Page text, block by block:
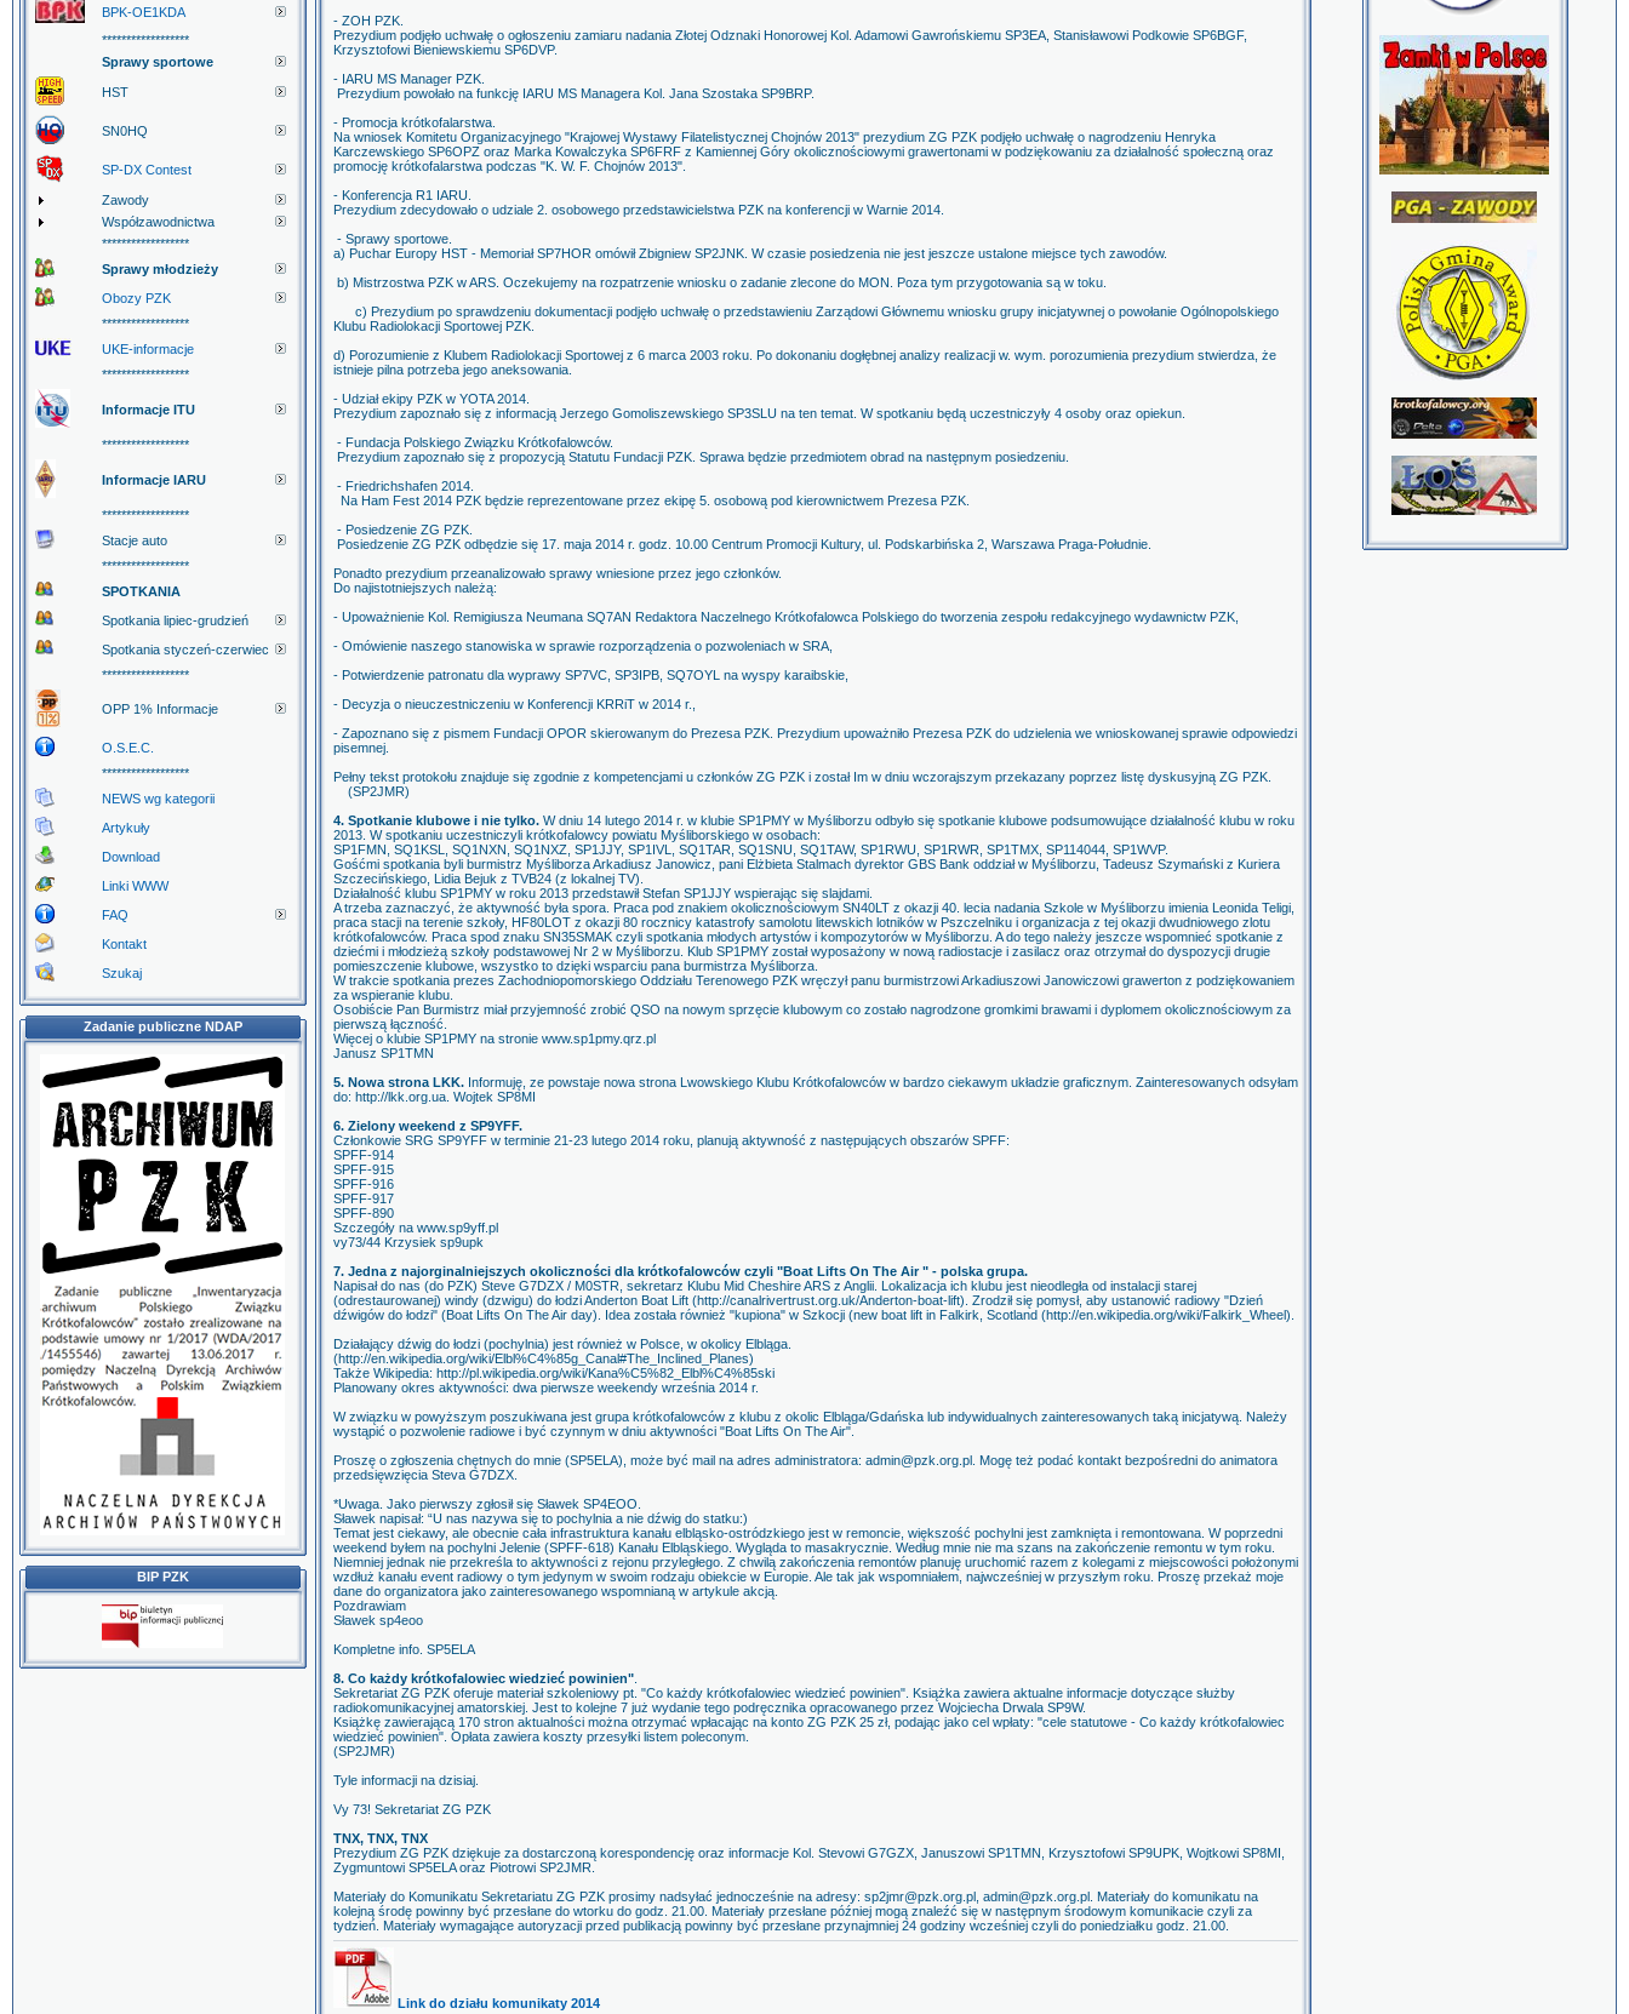
BPK-OE1KDA
******************
Sprawy sportowe
HST
SN0HQ
SP-DX Contest
Zawody
Współzawodnictwa
******************
Sprawy młodzieży
Obozy PZK
******************
UKE-informacje
******************
Informacje ITU
******************
Informacje IARU
******************
Stacje auto
******************
SPOTKANIA
Spotkania lipiec-grudzień
Spotkania styczeń-czerwiec
******************
OPP 1% Informacje
O.S.E.C.
******************
NEWS wg kategorii
Artykuły
Download
Linki WWW
FAQ
Kontakt
Szukaj
Zadanie publiczne NDAP
BIP PZK
- ZOH PZK.
Prezydium podjęło uchwałę o ogłoszeniu zamiaru nadania Złotej Odznaki Honorowej Kol. Adamowi Gawrońskiemu SP3EA, Stanisławowi Podkowie SP6BGF,
Krzysztofowi Bieniewskiemu SP6DVP.
- IARU MS Manager PZK.
Prezydium powołało na funkcję IARU MS Managera Kol. Jana Szostaka SP9BRP.
- Promocja krótkofalarstwa.
Na wniosek Komitetu Organizacyjnego "Krajowej Wystawy Filatelistycznej Chojnów 2013" prezydium ZG PZK podjęło uchwałę o nagrodzeniu Henryka
Karczewskiego SP6OPZ oraz Marka Kowalczyka SP6FRF z Kamiennej Góry okolicznościowymi grawertonami w podziękowaniu za działalność społeczną oraz
promocję krótkofalarstwa podczas "K. W. F. Chojnów 2013".
- Konferencja R1 IARU.
Prezydium zdecydowało o udziale 2. osobowego przedstawicielstwa PZK na konferencji w Warnie 2014.
- Sprawy sportowe.
a) Puchar Europy HST - Memoriał SP7HOR omówił Zbigniew SP2JNK. W czasie posiedzenia nie jest jeszcze ustalone miejsce tych zawodów.
b) Mistrzostwa PZK w ARS. Oczekujemy na rozpatrzenie wniosku o zadanie zlecone do MON. Poza tym przygotowania są w toku.
c) Prezydium po sprawdzeniu dokumentacji podjęło uchwałę o przedstawieniu Zarządowi Głównemu wniosku grupy inicjatywnej o powołanie Ogólnopolskiego
Klubu Radiolokacji Sportowej PZK.
d) Porozumienie z Klubem Radiolokacji Sportowej z 6 marca 2003 roku. Po dokonaniu dogłębnej analizy realizacji w. wym. porozumienia prezydium stwierdza, że
istnieje pilna potrzeba jego aneksowania.
- Udział ekipy PZK w YOTA 2014.
Prezydium zapoznało się z informacją Jerzego Gomoliszewskiego SP3SLU na ten temat. W spotkaniu będą uczestniczyły 4 osoby oraz opiekun.
- Fundacja Polskiego Związku Krótkofalowców.
Prezydium zapoznało się z propozycją Statutu Fundacji PZK. Sprawa będzie przedmiotem obrad na następnym posiedzeniu.
- Friedrichshafen 2014.
Na Ham Fest 2014 PZK będzie reprezentowane przez ekipę 5. osobową pod kierownictwem Prezesa PZK.
- Posiedzenie ZG PZK.
Posiedzenie ZG PZK odbędzie się 17. maja 2014 r. godz. 10.00 Centrum Promocji Kultury, ul. Podskarbińska 2, Warszawa Praga-Południe.
Ponadto prezydium przeanalizowało sprawy wniesione przez jego członków.
Do najistotniejszych należą:
- Upoważnienie Kol. Remigiusza Neumana SQ7AN Redaktora Naczelnego Krótkofalowca Polskiego do tworzenia zespołu redakcyjnego wydawnictw PZK,
- Omówienie naszego stanowiska w sprawie rozporządzenia o pozwoleniach w SRA,
- Potwierdzenie patronatu dla wyprawy SP7VC, SP3IPB, SQ7OYL na wyspy karaibskie,
- Decyzja o nieuczestniczeniu w Konferencji KRRiT w 2014 r.,
- Zapoznano się z pismem Fundacji OPOR skierowanym do Prezesa PZK. Prezydium upoważniło Prezesa PZK do udzielenia we wnioskowanej sprawie odpowiedzi
pisemnej.
Pełny tekst protokołu znajduje się zgodnie z kompetencjami u członków ZG PZK i został Im w dniu wczorajszym przekazany poprzez listę dyskusyjną ZG PZK.
(SP2JMR)
4. Spotkanie klubowe i nie tylko. W dniu 14 lutego 2014 r. w klubie SP1PMY w Myśliborzu odbyło się spotkanie klubowe podsumowujące działalność klubu w roku
2013. W spotkaniu uczestniczyli krótkofalowcy powiatu Myśliborskiego w osobach:
SP1FMN, SQ1KSL, SQ1NXN, SQ1NXZ, SP1JJY, SP1IVL, SQ1TAR, SQ1SNU, SQ1TAW, SP1RWU, SP1RWR, SP1TMX, SP114044, SP1WVP.
Gośćmi spotkania byli burmistrz Myśliborza Arkadiusz Janowicz, pani Elżbieta Stalmach dyrektor GBS Bank oddział w Myśliborzu, Tadeusz Szymański z Kuriera
Szczecińskiego, Lidia Bejuk z TVB24 (z lokalnej TV).
Działalność klubu SP1PMY w roku 2013 przedstawił Stefan SP1JJY wspierając się slajdami.
A trzeba zaznaczyć, że aktywność była spora. Praca pod znakiem okolicznościowym SN40LT z okazji 40. lecia nadania Szkole w Myśliborzu imienia Leonida Teligi,
praca stacji na terenie szkoły, HF80LOT z okazji 80 rocznicy katastrofy samolotu litewskich lotników w Pszczelniku i organizacja z tej okazji dwudniowego zlotu
krótkofalowców. Praca spod znaku SN35SMAK czyli spotkania młodych artystów i kompozytorów w Myśliborzu. A do tego należy jeszcze wspomnieć spotkanie z
dziećmi i młodzieżą szkoły podstawowej Nr 2 w Myśliborzu. Klub SP1PMY został wyposażony w nową radiostacje i zasilacz oraz otrzymał do dyspozycji drugie
pomieszczenie klubowe, wszystko to dzięki wsparciu pana burmistrza Myśliborza.
W trakcie spotkania prezes Zachodniopomorskiego Oddziału Terenowego PZK wręczył panu burmistrzowi Arkadiuszowi Janowiczowi grawerton z podziękowaniem
za wspieranie klubu.
Osobiście Pan Burmistrz miał przyjemność zrobić QSO na nowym sprzęcie klubowym co zostało nagrodzone gromkimi brawami i dyplomem okolicznościowym za
pierwszą łączność.
Więcej o klubie SP1PMY na stronie www.sp1pmy.qrz.pl
Janusz SP1TMN
5. Nowa strona LKK. Informuję, ze powstaje nowa strona Lwowskiego Klubu Krótkofalowców w bardzo ciekawym układzie graficznym. Zainteresowanych odsyłam
do: http://lkk.org.ua. Wojtek SP8MI
6. Zielony weekend z SP9YFF.
Członkowie SRG SP9YFF w terminie 21-23 lutego 2014 roku, planują aktywność z następujących obszarów SPFF:
SPFF-914
SPFF-915
SPFF-916
SPFF-917
SPFF-890
Szczegóły na www.sp9yff.pl
vy73/44 Krzysiek sp9upk
7. Jedna z najorginalniejszych okoliczności dla krótkofalowców czyli "Boat Lifts On The Air " - polska grupa.
Napisał do nas (do PZK) Steve G7DZX / M0STR, sekretarz Klubu Mid Cheshire ARS z Anglii. Lokalizacja ich klubu jest nieodległa od instalacji starej
(odrestaurowanej) windy (dzwigu) do łodzi Anderton Boat Lift (http://canalrivertrust.org.uk/Anderton-boat-lift). Zrodził się pomysł, aby ustanowić radiowy "Dzień
dźwigów do łodzi" (Boat Lifts On The Air day). Idea została również "kupiona" w Szkocji (new boat lift in Falkirk, Scotland (http://en.wikipedia.org/wiki/Falkirk_Wheel).
Działający dźwig do łodzi (pochylnia) jest również w Polsce, w okolicy Elbląga.
(http://en.wikipedia.org/wiki/Elbl%C4%85g_Canal#The_Inclined_Planes)
Także Wikipedia: http://pl.wikipedia.org/wiki/Kana%C5%82_Elbl%C4%85ski
Planowany okres aktywności: dwa pierwsze weekendy września 2014 r.
W związku w powyższym poszukiwana jest grupa krótkofalowców z klubu z okolic Elbląga/Gdańska lub indywidualnych zainteresowanych taką inicjatywą. Należy
wystąpić o pozwolenie radiowe i być czynnym w dniu aktywności "Boat Lifts On The Air".
Proszę o zgłoszenia chętnych do mnie (SP5ELA), może być mail na adres administratora: admin@pzk.org.pl. Mogę też podać kontakt bezpośredni do animatora
przedsięwzięcia Steva G7DZX.
*Uwaga. Jako pierwszy zgłosił się Sławek SP4EOO.
Sławek napisał: “U nas nazywa się to pochylnia a nie dźwig do statku:)
Temat jest ciekawy, ale obecnie cała infrastruktura kanału elbląsko-ostródzkiego jest w remoncie, większość pochylni jest zamknięta i remontowana. W poprzedni
weekend byłem na pochylni Jelenie (SPFF-618) Kanału Elbląskiego. Wygląda to masakrycznie. Według mnie nie ma szans na zakończenie remontu w tym roku.
Niemniej jednak nie przekreśla to aktywności z rejonu przyległego. Z chwilą zakończenia remontów planuję uruchomić razem z kolegami z miejscowości położonymi
wzdłuż kanału event radiowy o tym jedynym w swoim rodzaju obiekcie w Europie. Ale tak jak wspomniałem, najwcześniej w przyszłym roku. Proszę przekaż moje
dane do organizatora jako zainteresowanego wspomnianą w artykule akcją.
Pozdrawiam
Sławek sp4eoo
Kompletne info. SP5ELA
8. Co każdy krótkofalowiec wiedzieć powinien"
Sekretariat ZG PZK oferuje materiał szkoleniowy pt. "Co każdy krótkofalowiec wiedzieć powinien". Książka zawiera aktualne informacje dotyczące służby
radiokomunikacyjnej amatorskiej. Jest to kolejne 7 już wydanie tego podręcznika opracowanego przez Wojciecha Drwala SP9W.
Książkę zawierającą 170 stron aktualności można otrzymać wpłacając na konto ZG PZK 25 zł, podając jako cel wpłaty: "cele statutowe - Co każdy krótkofalowiec
wiedzieć powinien". Opłata zawiera koszty przesyłki listem poleconym.
(SP2JMR)
Tyle informacji na dzisiaj.
Vy 73! Sekretariat ZG PZK
TNX, TNX, TNX
Prezydium ZG PZK dziękuje za dostarczoną korespondencję oraz informacje Kol. Stevowi G7GZX, Januszowi SP1TMN, Krzysztofowi SP9UPK, Wojtkowi SP8MI,
Zygmuntowi SP5ELA oraz Piotrowi SP2JMR.
Materiały do Komunikatu Sekretariatu ZG PZK prosimy nadsyłać jednocześnie na adresy: sp2jmr@pzk.org.pl, admin@pzk.org.pl. Materiały do komunikatu na
kolejną środę powinny być przesłane do wtorku do godz. 21.00. Materiały przesłane później mogą znaleźć się w następnym środowym komunikacie czyli za
tydzień. Materiały wymagające autoryzacji przed publikacją powinny być przesłane przynajmniej 24 godziny wcześniej czyli do poniedziałku godz. 21.00.
Link do działu komunikaty 2014